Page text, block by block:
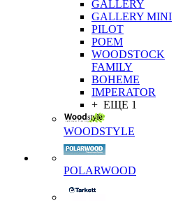
GALLERY
GALLERY MINI
PILOT
POEM
WOODSTOCK
FAMILY
BOHEME
IMPERATOR
+ ЕЩЕ 1
WOODSTYLE
POLARWOOD